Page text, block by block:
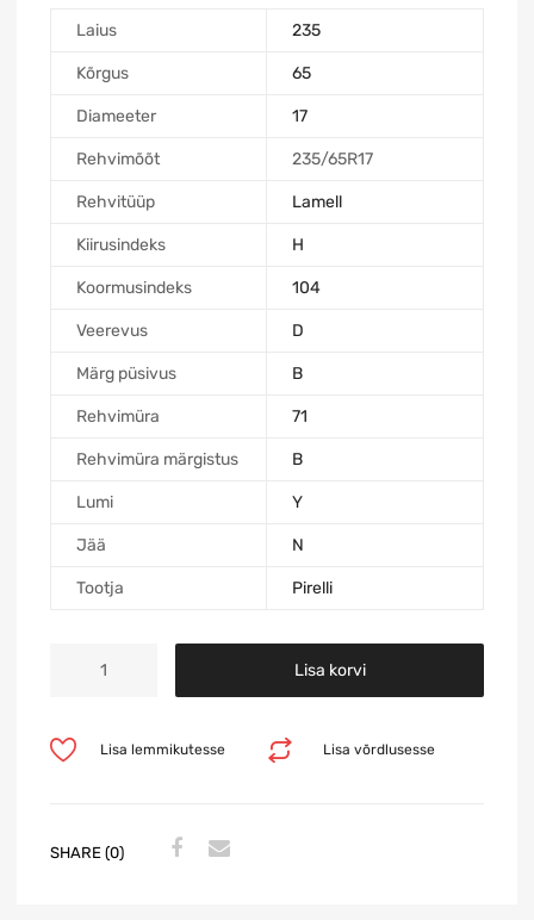
Laius 235
Kõrgus 65
Diameeter 17
Rehvimõõt 235/65R17
Rehvitüüp Lamell
Kiirusindeks H
Koormusindeks 104
Veerevus D
Märg püsivus B
Rehvimüra 71
Rehvimüra märgistus B
Lumi Y
Jää N
Tootja Pirelli
Lisa korvi
Lisa võrdlusesse
Lisa lemmikutesse
SHARE (0)